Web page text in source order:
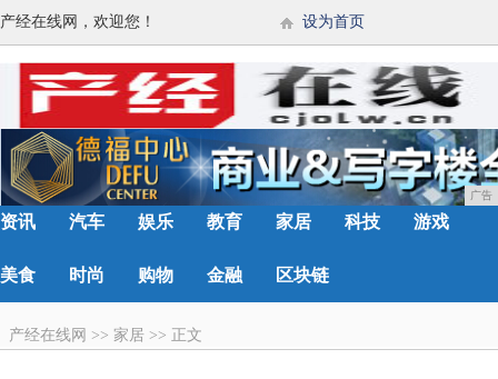
产经在线网，欢迎您！ 设为首页
广告
资讯 汽车 娱乐 教育 家居 科技 游戏
美食 时尚 购物 金融 区块链
产经在线网 >> 家居 >> 正文